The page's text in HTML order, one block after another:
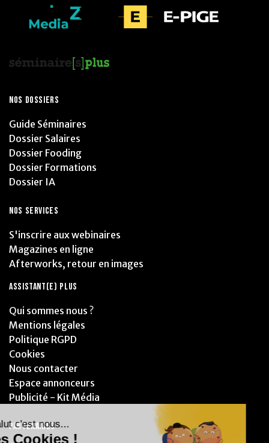
NOS DOSSIERS
Guide Séminaires
Dossier Salaires
Dossier Fooding
Dossier Formations
Dossier IA
NOS SERVICES
S'inscrire aux webinaires
Magazines en ligne
Afterworks, retour en images
ASSISTANT(E) PLUS
Qui sommes nous ?
Mentions légales
Politique RGPD
Cookies
Nous contacter
Espace annonceurs
Publicité - Kit Média
PARTENAIRES